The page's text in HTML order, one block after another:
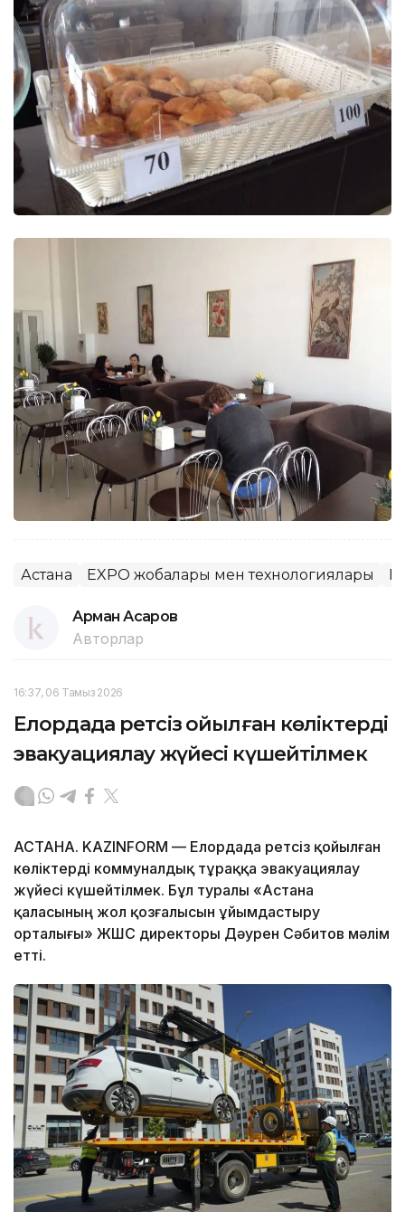
Астана EXPO жобалары мен технологиялары
Арман Асқаров
Авторлар
16:37, 06 Тамыз 2026
Елордада ретсіз қойылған көліктерді
эвакуациялау жүйесі күшейтілмек
АСТАНА. KAZINFORM — Елордада ретсіз қойылған
көліктерді коммуналдық тұраққа эвакуациялау
жүйесі күшейтілмек. Бұл туралы «Астана
қаласының жол қозғалысын ұйымдастыру
орталығы» ЖШС директоры Дәурен Сәбитов мәлім
етті.